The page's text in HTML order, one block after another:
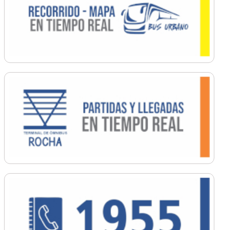
Ordenamiento
Promoción Social
Salud
Secretaría General